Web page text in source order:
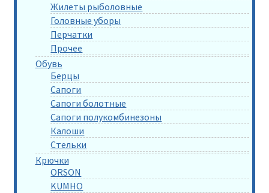
Жилеты рыболовные
Головные уборы
Перчатки
Прочее
Обувь
Берцы
Сапоги
Сапоги болотные
Сапоги полукомбинезоны
Калоши
Стельки
Крючки
ORSON
KUMHO